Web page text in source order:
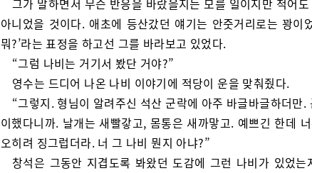
그가 말하면서 무슨 반응을 바랐을지는 모를 일이지만 적어
아니었을 것이다. 애초에 등산갔던 얘기는 안줏거리로는 꽝이
뭐?’라는 표정을 하고선 그를 바라보고 있었다.
“그럼 나비는 거기서 봤단 거야?”
영수는 드디어 나온 나비 이야기에 적당이 운을 맞춰줬다.
“그렇지. 형님이 알려주신 석산 군락에 아주 바글바글하더만.
이했다니까. 날개는 새빨갛고, 몸통은 새까맣고. 예쁘긴 한데
오히려 징그럽더라. 너 그 나비 뭔지 아냐?”
창석은 그동안 지겹도록 봐왔던 도감에 그런 나비가 있었는